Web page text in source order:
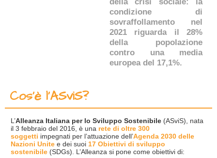
condizione di
sovraffollamento nel
2021 riguarda il 28%
della popolazione
contro una media
europea del 17,1%.
Cos'è l'ASviS?
L’Alleanza Italiana per lo Sviluppo Sostenibile (ASviS), nata
il 3 febbraio del 2016, è una rete di oltre 300
soggetti impegnati per l’attuazione dell’Agenda 2030 delle
Nazioni Unite e dei suoi 17 Obiettivi di sviluppo
sostenibile (SDGs). L’Alleanza si pone come obiettivi di: